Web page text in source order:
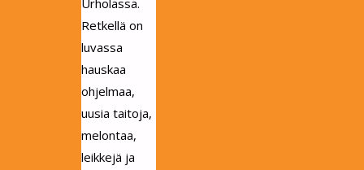
Urholassa.
Retkellä on
luvassa
hauskaa
ohjelmaa,
uusia taitoja,
melontaa,
leikkejä ja